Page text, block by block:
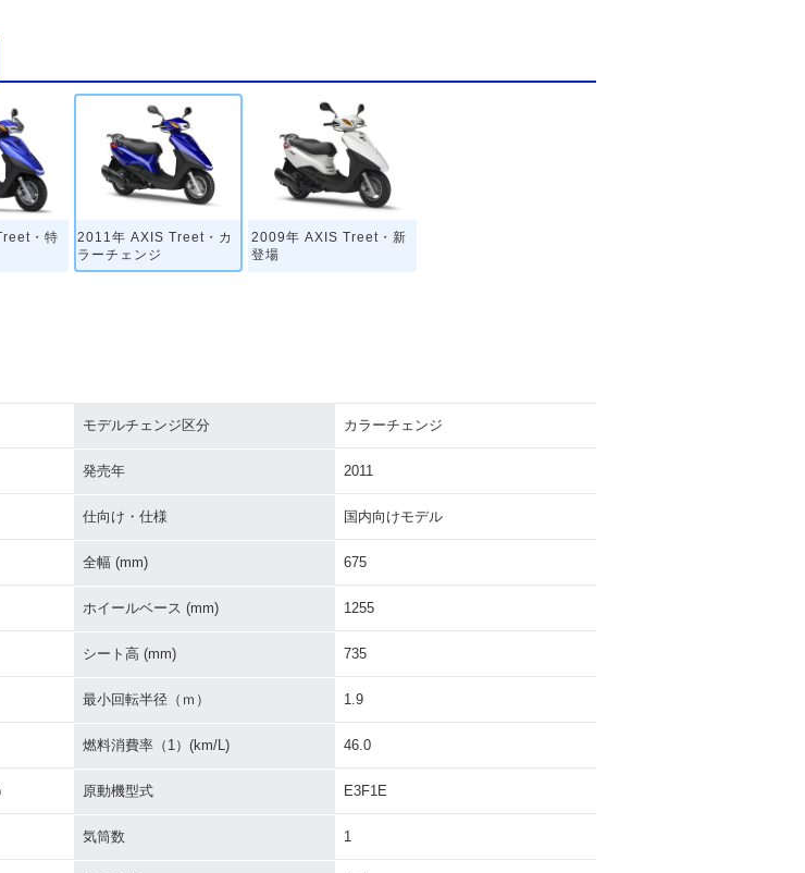
・特
2011年 AXIS Treet・カ
ラーチェンジ
2009年 AXIS Treet・新
登場
モデルチェンジ区分 カラーチェンジ
発売年 2011
仕向け・仕様 国内向けモデル
全幅 (mm) 675
ホイールベース (mm) 1255
シート高 (mm) 735
最小回転半径（ｍ） 1.9
燃料消費率（1）(km/L) 46.0
原動機型式 E3F1E
気筒数 1